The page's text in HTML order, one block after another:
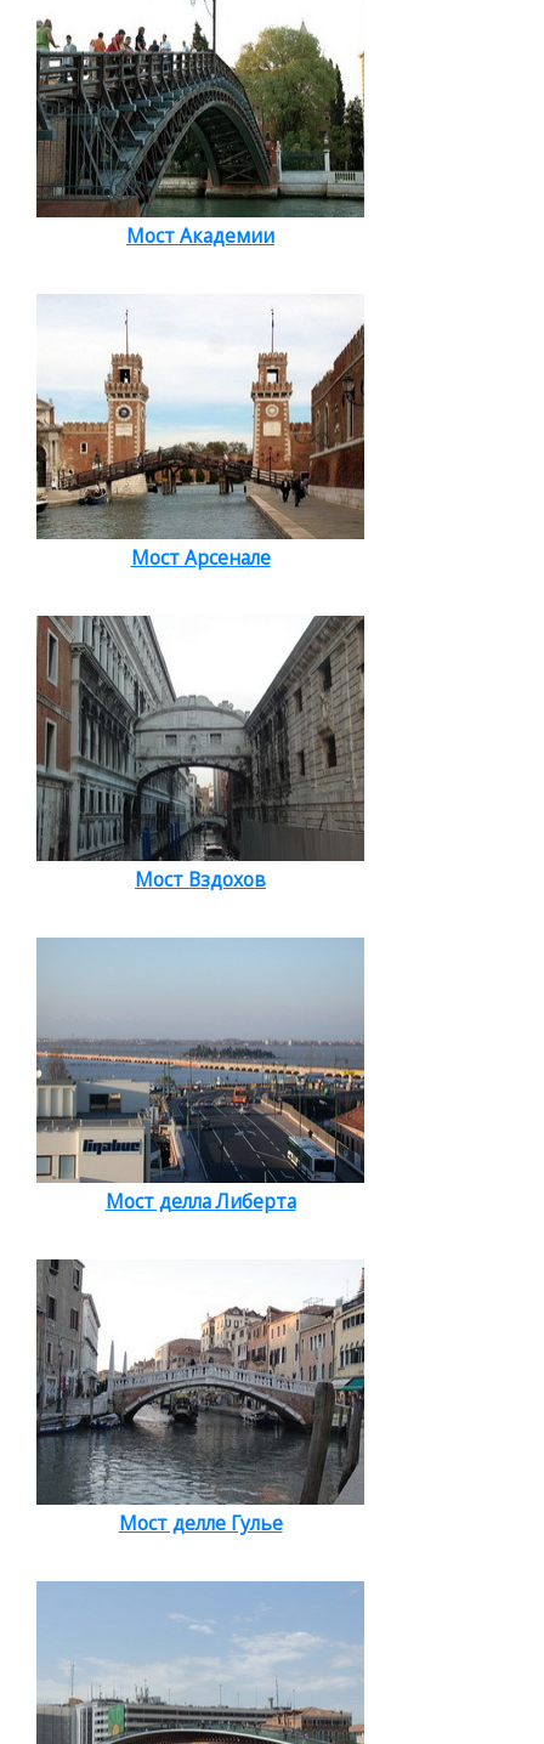
Мост Академии
Мост Арсенале
Мост Вздохов
Мост делла Либерта
Мост делле Гулье